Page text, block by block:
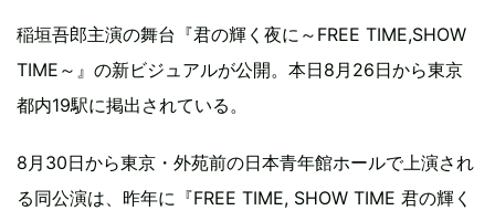
稲垣吾郎主演の舞台『君の輝く夜に～FREE TIME,SHOW
TIME～』の新ビジュアルが公開。本日8月26日から東京
都内19駅に掲出されている。
8月30日から東京・外苑前の日本青年館ホールで上演され
る同公演は、昨年に『FREE TIME, SHOW TIME 君の輝く